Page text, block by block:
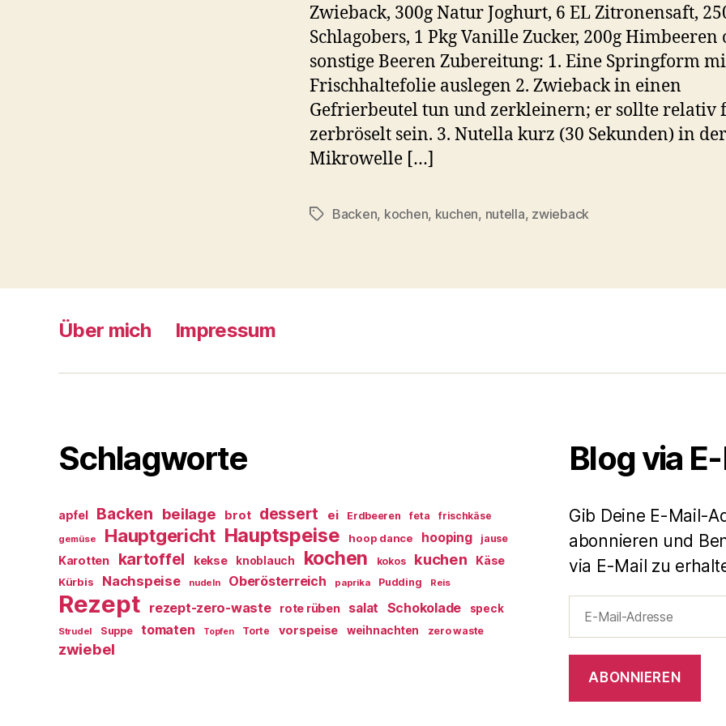
Zwieback, 300g Natur Joghurt, 6 EL Zitronensaft,
Schlagobers, 1 Pkg Vanille Zucker, 200g Himbeeren
sonstige Beeren Zubereitung: 1. Eine Springform
Frischhaltefolie auslegen 2. Zwieback in einen
Gefrierbeutel tun und zerkleinern; er sollte relativ
zerbröselt sein. 3. Nutella kurz (30 Sekunden) in der
Mikrowelle […]
Schlagwörter
Backen, kochen, kuchen, nutella, zwieback
Über mich Impressum
Schlagworte
apfel Backen beilage brot dessert ei Erdbeeren feta frischkäse
gemüse Hauptgericht Hauptspeise hoop dance hooping jause
Karotten kartoffel kekse knoblauch kochen kokos kuchen Käse
Kürbis Nachspeise nudeln Oberösterreich paprika Pudding Reis
Rezept rezept-zero-waste rote rüben salat Schokolade speck
Strudel Suppe tomaten Topfen Torte vorspeise weihnachten zero waste
zwiebel
Blog via
Gib Deine E-Mail-
abonnieren und
via E-Mail zu
Mail-
Adresse
ABONNIEREN